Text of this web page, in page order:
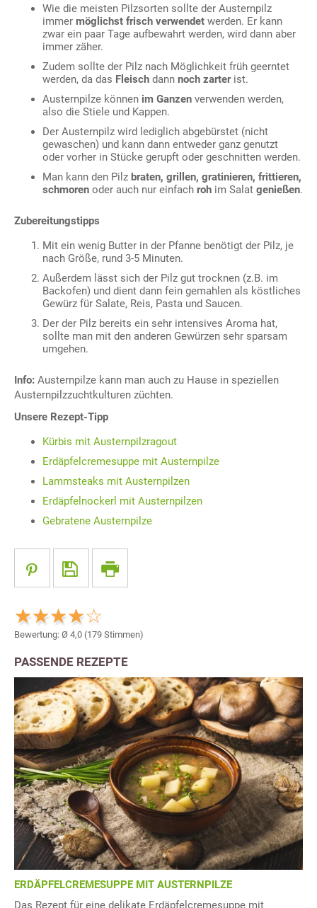
Wie die meisten Pilzsorten sollte der Austernpilz
immer möglichst frisch verwendet werden. Er kann
zwar ein paar Tage aufbewahrt werden, wird dann aber
immer zäher.
Zudem sollte der Pilz nach Möglichkeit früh geerntet
werden, da das Fleisch dann noch zarterist.
Austernpilze können im Ganzen verwenden werden,
also die Stiele und Kappen.
Der Austernpilz wird lediglich abgebürstet (nicht
gewaschen) und kann dann entweder ganz genutzt
oder vorher in Stücke gerupft oder geschnitten werden.
Man kann den Pilz braten, grillen, gratinieren, frittieren,
schmoren oder auch nur einfach roh im Salat genießen.
Zubereitungstipps
Mit ein wenig Butter in der Pfanne benötigt der Pilz, je
nach Größe, rund 3-5 Minuten.
Außerdem lässt sich der Pilz gut trocknen (z.B. im
Backofen) und dient dann fein gemahlen als köstliches
Gewürz für Salate, Reis, Pasta und Saucen.
Der der Pilz bereits ein sehr intensives Aroma hat,
sollte man mit den anderen Gewürzen sehr sparsam
umgehen.
Info: Austernpilze kann man auch zu Hause in speziellen
Austernpilzzuchtkulturen züchten.
Unsere Rezept-Tipp
Kürbis mit Austernpilzragout
Erdäpfelcremesuppe mit Austernpilze
Lammsteaks mit Austernpilzen
Erdäpfelnockerl mit Austernpilzen
Gebratene Austernpilze
Bewertung: Ø 4,0 (179 Stimmen)
PASSENDE REZEPTE
ERDÄPFELCREMESUPPE MIT AUSTERNPILZE
Das Rezept für eine delikate Erdäpfelcremesuppe mit